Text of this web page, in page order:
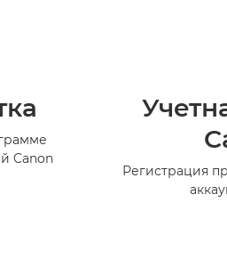
Canon
Регистрация